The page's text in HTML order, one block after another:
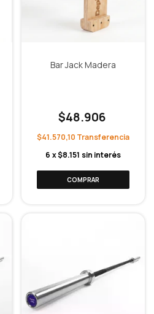
Bar Jack Madera
$48.906
$41.570,10
6 x$8.151 sin interés